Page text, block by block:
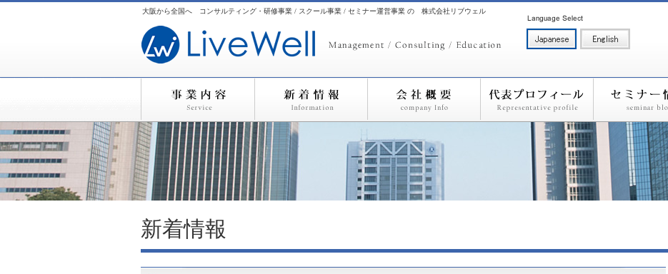
大阪から全国へ コンサルティング・研修事業 / スクール事業 / セミナー運営事業 の 株式会社リブウェル
新着情報